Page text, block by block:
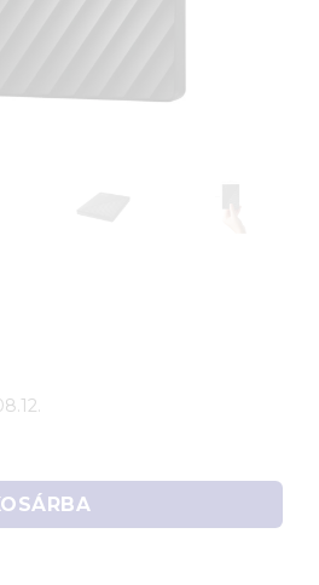
Portable Storage USB3.2 fekete